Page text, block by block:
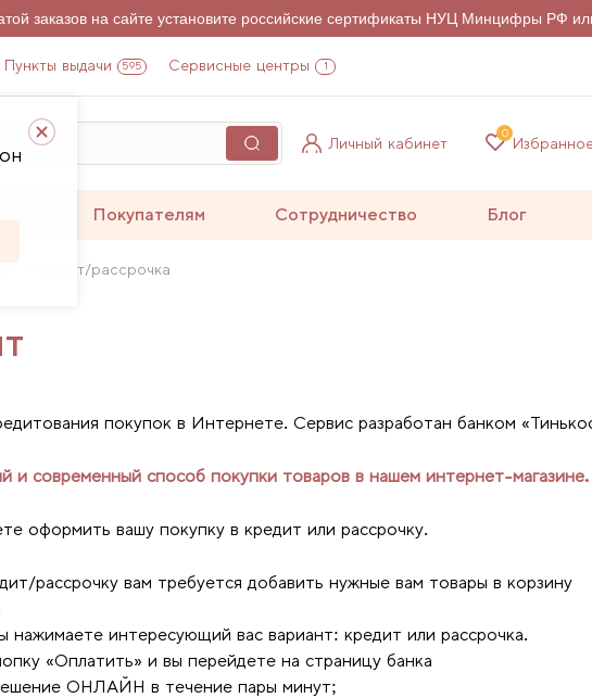
заказов на сайте установите российские сертификаты НУЦ Минцифры РФ
Пункты выдачи 595 Сервисные центры 1
Личный кабинет
0
Покупателям Сотрудничество Блог
Кредит/рассрочка
покупок в Интернете. Сервис разработан банком
и современный способ покупки товаров в нашем интернет-магазине.
оформить вашу покупку в кредит или рассрочку.
рассрочку вам требуется добавить нужные вам товары в корзину
интересующий вас вариант: кредит или рассрочка.
«Оплатить» и вы перейдете на страницу банка
ОНЛАЙН в течение пары минут;